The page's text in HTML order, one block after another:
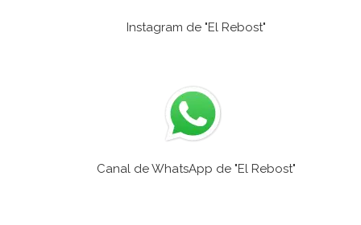
Instagram de "El Rebost"
Canal de WhatsApp de "El Rebost"